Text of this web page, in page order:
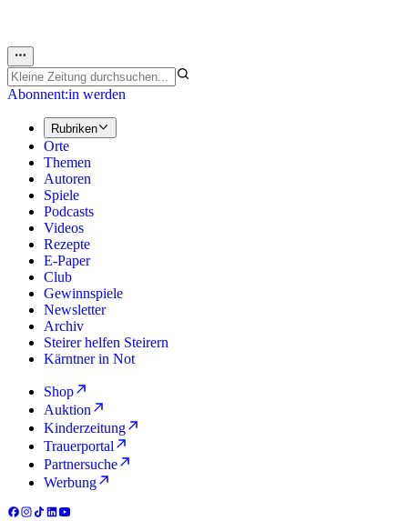
Abonnent:in werden
Rubriken
Orte
Themen
Autoren
Spiele
Podcasts
Videos
Rezepte
E-Paper
Club
Gewinnspiele
Newsletter
Archiv
Steirer helfen Steirern
Kärntner in Not
Shop
Auktion
Kinderzeitung
Trauerportal
Partnersuche
Werbung